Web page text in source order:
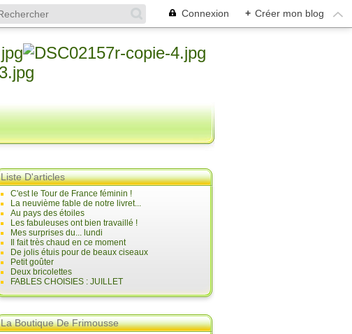
Connexion + Créer mon blog
Liste D'articles
C'est le Tour de France féminin !
La neuvième fable de notre livret...
Au pays des étoiles
Les fabuleuses ont bien travaillé !
Mes surprises du... lundi
Il fait très chaud en ce moment
De jolis étuis pour de beaux ciseaux
Petit goûter
Deux bricolettes
FABLES CHOISIES : JUILLET
La Boutique De Frimousse